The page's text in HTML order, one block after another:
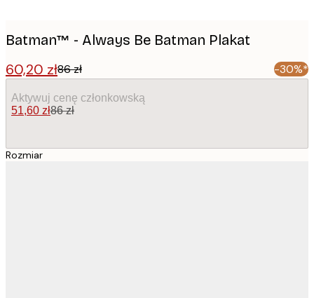
Batman™ - Always Be Batman Plakat
60,20 zł86 zł -30%*
Aktywuj cenę członkowską
51,60 zł86 zł
Rozmiar